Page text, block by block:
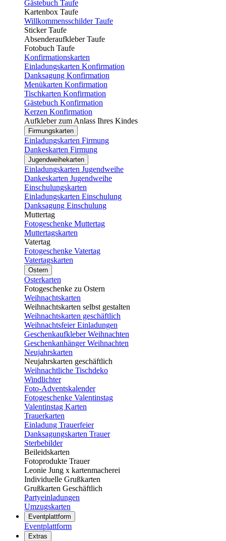
Gästebuch Taufe
Kartenbox Taufe
Willkommensschilder Taufe
Sticker Taufe
Absenderaufkleber Taufe
Fotobuch Taufe
Konfirmationskarten
Einladungskarten Konfirmation
Danksagung Konfirmation
Menükarten Konfirmation
Tischkarten Konfirmation
Gästebuch Konfirmation
Kerzen Konfirmation
Aufkleber zum Anlass Ihres Kindes
Firmungskarten
Einladungskarten Firmung
Dankeskarten Firmung
Jugendweihekarten
Einladungskarten Jugendweihe
Dankeskarten Jugendweihe
Einschulungskarten
Einladungskarten Einschulung
Danksagung Einschulung
Muttertag
Fotogeschenke Muttertag
Muttertagskarten
Vatertag
Fotogeschenke Vatertag
Vatertagskarten
Ostern
Osterkarten
Fotogeschenke zu Ostern
Weihnachtskarten
Weihnachtskarten selbst gestalten
Weihnachtskarten geschäftlich
Weihnachtsfeier Einladungen
Geschenkaufkleber Weihnachten
Geschenkanhänger Weihnachten
Neujahrskarten
Neujahrskarten geschäftlich
Weihnachtliche Tischdeko
Windlichter
Foto-Adventskalender
Fotogeschenke Valentinstag
Valentinstag Karten
Trauerkarten
Einladung Trauerfeier
Danksagungskarten Trauer
Sterbebilder
Beileidskarten
Fotoprodukte Trauer
Leonie Jung x kartenmacherei
Individuelle Grußkarten
Grußkarten Geschäftlich
Partyeinladungen
Umzugskarten
Eventplattform
Eventplattform
Extras